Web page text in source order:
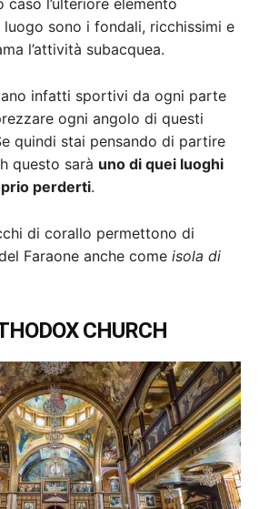
sono i fondali, ricchissimi e
l’attività subacquea.
infatti sportivi da ogni parte
ogni angolo di questi
quindi stai pensando di partire
questo sarà uno di quei luoghi
perderti.
di corallo permettono di
Faraone anche come isola di
CHURCH